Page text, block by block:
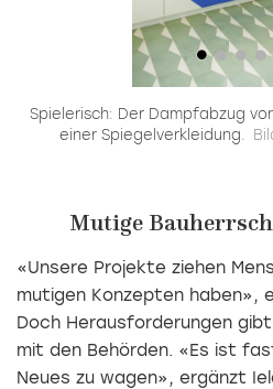
Spielerisch: Der Dampfabzug
einer Spiegelverkleidung.
Mutige
«Unsere Projekte ziehen
mutigen Konzepten haben»,
Doch Herausforderungen
mit den Behörden. «Es ist
Neues zu wagen», ergänzt